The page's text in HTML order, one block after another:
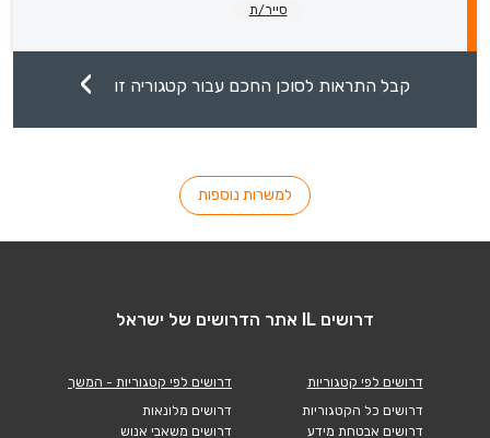
סייר/ת
קבל התראות לסוכן החכם עבור קטגוריה זו
למשרות נוספות
דרושים IL אתר הדרושים של ישראל
דרושים לפי קטגוריות
דרושים כל הקטגוריות
דרושים אבטחת מידע
דרושים לפי קטגוריות - המשך
דרושים מלונאות
דרושים משאבי אנוש